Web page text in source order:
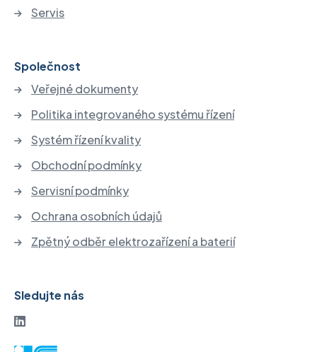
Servis
Společnost
Veřejné dokumenty
Politika integrovaného systému řízení
Systém řízení kvality
Obchodní podmínky
Servisní podmínky
Ochrana osobních údajů
Zpětný odběr elektrozařízení a baterií
Sledujte nás